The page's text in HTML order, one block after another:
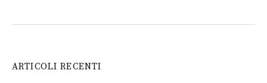
ARTICOLI RECENTI